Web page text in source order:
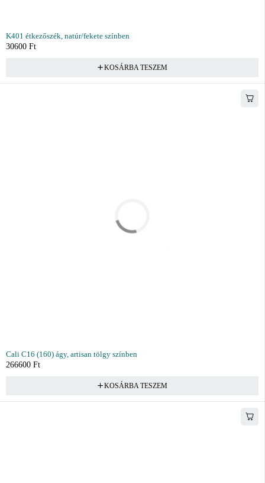
K401 étkezőszék, natúr/fekete színben
30600 Ft
KOSÁRBA TESZEM
Cali C16 (160) ágy, artisan tölgy színben
266600 Ft
KOSÁRBA TESZEM